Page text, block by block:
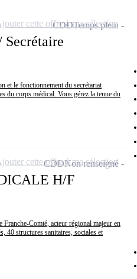
Secrétaire
et le fonctionnement du secrétariat
du corps médical. Vous gérez la tenue du
CDDTemps plein
cette offre à ma sélection
H/F
Comté, acteur régional majeur en
40 structures sanitaires, sociales et
CDDNon renseigné
cette offre à ma sélection